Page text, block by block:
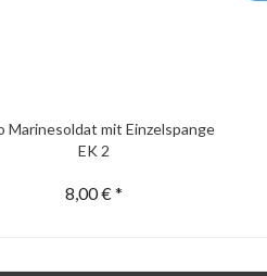
Marinesoldat mit Einzelspange
EK 2
8,00 € *